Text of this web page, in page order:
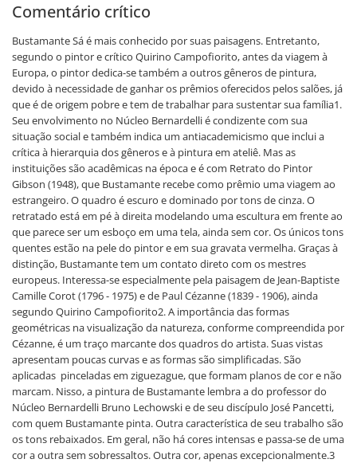
Comentário crítico
Bustamante Sá é mais conhecido por suas paisagens. Entretanto,
segundo o pintor e crítico Quirino Campofiorito, antes da viagem à
Europa, o pintor dedica-se também a outros gêneros de pintura,
devido à necessidade de ganhar os prêmios oferecidos pelos salões, já
que é de origem pobre e tem de trabalhar para sustentar sua família1.
Seu envolvimento no Núcleo Bernardelli é condizente com sua
situação social e também indica um antiacademicismo que inclui a
crítica à hierarquia dos gêneros e à pintura em ateliê. Mas as
instituições são acadêmicas na época e é com Retrato do Pintor
Gibson (1948), que Bustamante recebe como prêmio uma viagem ao
estrangeiro. O quadro é escuro e dominado por tons de cinza. O
retratado está em pé à direita modelando uma escultura em frente ao
que parece ser um esboço em uma tela, ainda sem cor. Os únicos tons
quentes estão na pele do pintor e em sua gravata vermelha. Graças à
distinção, Bustamante tem um contato direto com os mestres
europeus. Interessa-se especialmente pela paisagem de Jean-Baptiste
Camille Corot (1796 - 1975) e de Paul Cézanne (1839 - 1906), ainda
segundo Quirino Campofiorito2. A importância das formas
geométricas na visualização da natureza, conforme compreendida por
Cézanne, é um traço marcante dos quadros do artista. Suas vistas
apresentam poucas curvas e as formas são simplificadas. São
aplicadas pinceladas em ziguezague, que formam planos de cor e não
marcam. Nisso, a pintura de Bustamante lembra a do professor do
Núcleo Bernardelli Bruno Lechowski e de seu discípulo José Pancetti,
com quem Bustamante pinta. Outra característica de seu trabalho são
os tons rebaixados. Em geral, não há cores intensas e passa-se de uma
cor a outra sem sobressaltos. Outra cor, apenas excepcionalmente.3